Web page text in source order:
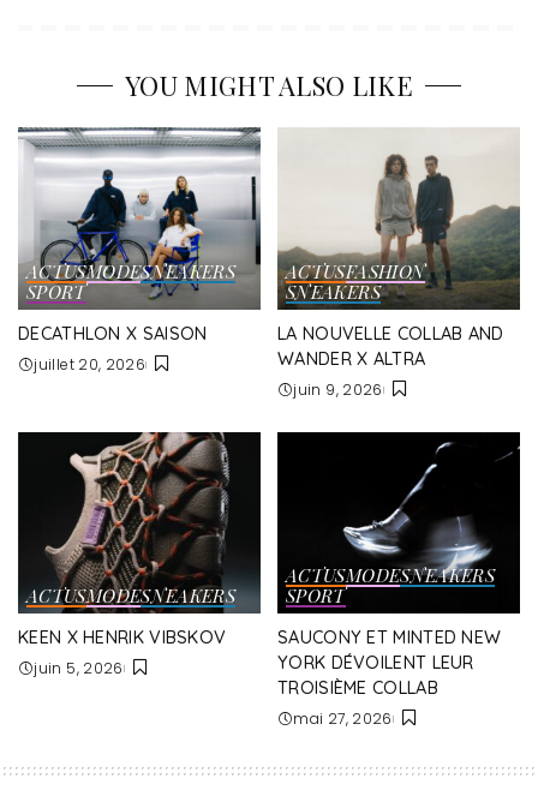
YOU MIGHT ALSO LIKE
ACTUSMODESNEAKERS
SPORT
DECATHLON X SAISON
juillet 20, 2026
ACTUSFASHION
SNEAKERS
LA NOUVELLE COLLAB AND
WANDER X ALTRA
juin 9, 2026
ACTUSMODESNEAKERS
KEEN X HENRIK VIBSKOV
juin 5, 2026
ACTUSMODESNEAKERS
SPORT
SAUCONY ET MINTED NEW
YORK DÉVOILENT LEUR
TROISIÈME COLLAB
mai 27, 2026